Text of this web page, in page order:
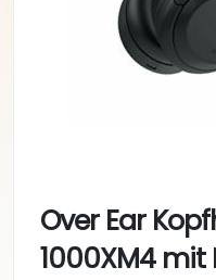
Over Ear
1000XM4 mit